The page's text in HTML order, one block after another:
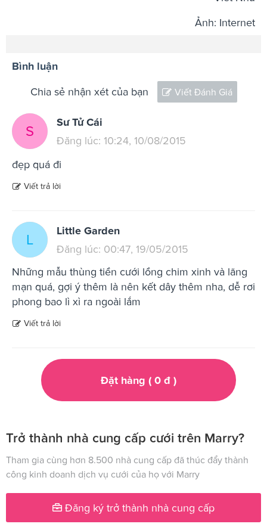
Ảnh: Internet
Bình luận
Chia sẻ nhận xét của bạn Viết Đánh Giá
S
Sư Tử Cái
Đăng lúc: 10:24, 10/08/2015
đẹp quá đi
Viết trả lời
L
Little Garden
Đăng lúc: 00:47, 19/05/2015
Những mẫu thùng tiền cưới lồng chim xinh và lãng
mạn quá, gợi ý thêm là nên kết dây thêm nha, dễ rơi
phong bao lì xì ra ngoài lắm
Viết trả lời
Đặt hàng ( 0đ )
Trở thành nhà cung cấp cưới trên Marry?
Tham gia cùng hơn 8.500 nhà cung cấp đã thúc đẩy thành
công kinh doanh dịch vụ cưới của họ với Marry
Đăng ký trở thành nhà cung cấp